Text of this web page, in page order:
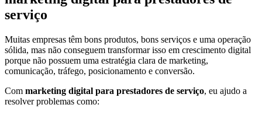
serviço
Muitas empresas têm bons produtos, bons serviços e uma operação
sólida, mas não conseguem transformar isso em crescimento digital
porque não possuem uma estratégia clara de marketing,
comunicação, tráfego, posicionamento e conversão.
Com marketing digital para prestadores de serviço, eu ajudo a
resolver problemas como: